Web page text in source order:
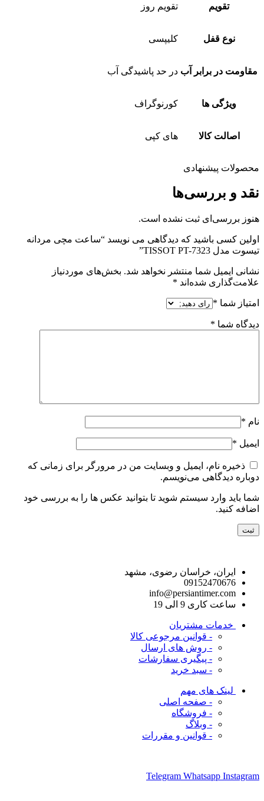
تقویم تقویم روز
نوع قفل کلیپسی
مقاومت در برابر آب در حد پاشیدگی آب
ویژگی ها کورنوگراف
اصالت کالا های کپی
محصولات پیشنهادی
نقد و بررسی‌ها
هنوز بررسی‌ای ثبت نشده است.
اولین کسی باشید که دیدگاهی می نویسد “ساعت مچی مردانه
تیسوت مدل TISSOT PT-7323”
نشانی ایمیل شما منتشر نخواهد شد. بخش‌های موردنیاز
علامت‌گذاری شده‌اند *
امتیاز شما *
دیدگاه شما *
نام *
ایمیل *
ذخیره نام، ایمیل و وبسایت من در مرورگر برای زمانی که
دوباره دیدگاهی می‌نویسم.
شما باید وارد سیستم شوید تا بتوانید عکس ها را به بررسی خود
اضافه کنید.
ایران، خراسان رضوی، مشهد
09152470676
info@persiantimer.com
ساعت کاری 9 الی 19
خدمات مشتریان
- قوانین مرجوعی کالا
- روش های ارسال
- پیگیری سفارشات
- سبد خرید
لینک های مهم
- صفحه اصلی
- فروشگاه
- وبلاگ
- قوانین و مقررات
Telegram Whatsapp Instagram